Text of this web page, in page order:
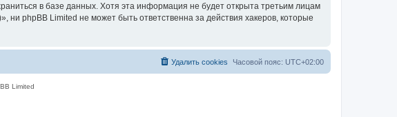
в базе данных. Хотя эта информация не будет открыта третьим лицам
phpBB Limited не может быть ответственна за действия хакеров, которые
Часовой пояс: UTC+02:00
Удалить cookies
Limited